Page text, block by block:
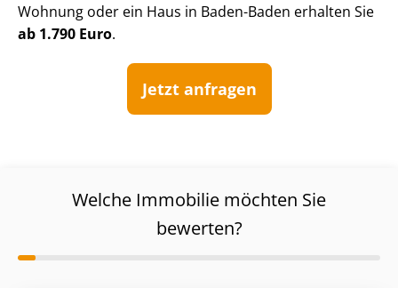
Wohnung oder ein Haus in Baden-Baden erhalten Sie
ab 1.790 Euro.
Jetzt anfragen
Welche Immobilie möchten Sie
bewerten?